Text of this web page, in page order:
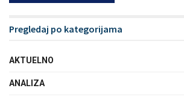
Pregledaj po kategorijama
AKTUELNO
ANALIZA